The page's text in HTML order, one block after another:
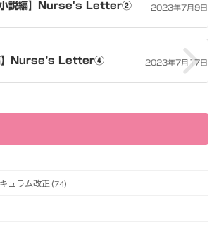
小説編】Nurse's Letter② 2023年7月9日
】Nurse’s Letter④ 2023年7月17日
ュラム改正 (74)